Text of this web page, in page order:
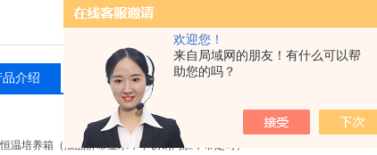
欢迎您！
来自局域网的朋友！有什么可以帮
助您的吗？
免费咨
发邮件
品介绍 相关产品 留言询价
温培养箱（液晶屏幕显示，不锈钢内胆，带定时）